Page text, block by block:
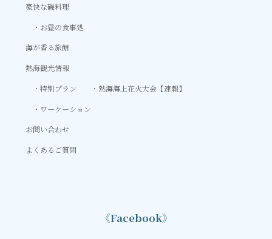
豪快な磯料理
お昼の食事処
海が香る旅館
熱海観光情報
特別プラン
熱海海上花火大会【速報】
ワーケーション
お問い合わせ
よくあるご質問
《Facebook》